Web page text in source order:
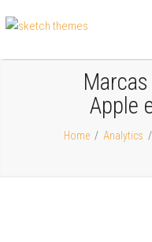
Apple
Home / Analytics /